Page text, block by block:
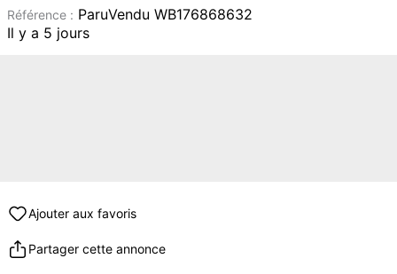
Référence : ParuVendu WB176868632
Il y a 5 jours
Ajouter aux favoris
Partager cette annonce